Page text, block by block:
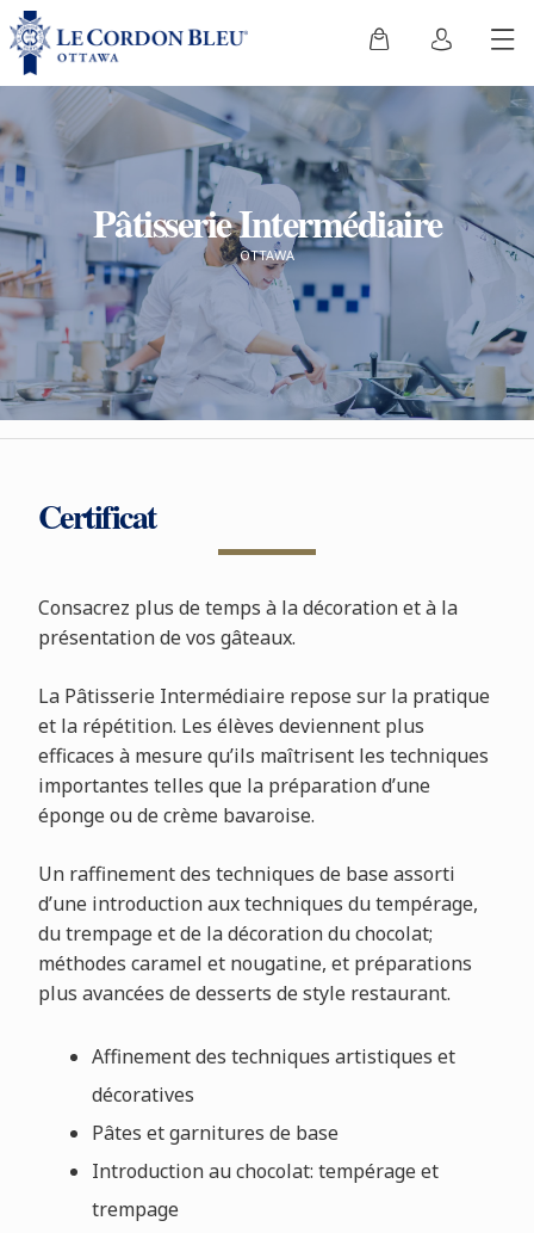
Pâtisserie Intermédiaire
OTTAWA
Certificat
Consacrez plus de temps à la décoration et à la
présentation de vos gâteaux.
La Pâtisserie Intermédiaire repose sur la pratique
et la répétition. Les élèves deviennent plus
efficaces à mesure qu’ils maîtrisent les techniques
importantes telles que la préparation d’une
éponge ou de crème bavaroise.
Un raffinement des techniques de base assorti
d’une introduction aux techniques du tempérage,
du trempage et de la décoration du chocolat;
méthodes caramel et nougatine, et préparations
plus avancées de desserts de style restaurant.
Affinement des techniques artistiques et
décoratives
Pâtes et garnitures de base
Introduction au chocolat: tempérage et
trempage